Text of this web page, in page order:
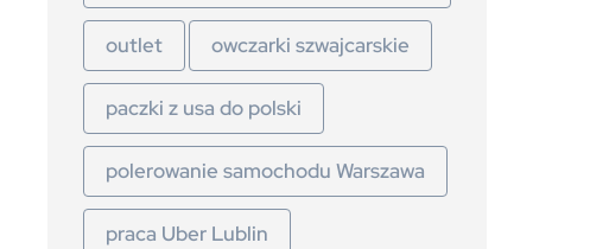
outlet owczarki szwajcarskie
paczki z usa do polski
polerowanie samochodu Warszawa
praca Uber Lublin